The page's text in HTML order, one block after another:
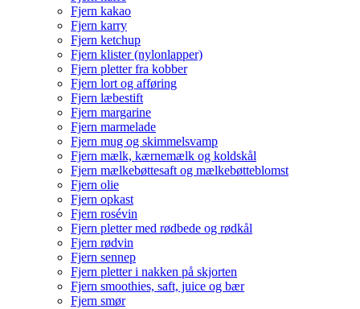
Fjern kakao
Fjern karry
Fjern ketchup
Fjern klister (nylonlapper)
Fjern pletter fra kobber
Fjern lort og afføring
Fjern læbestift
Fjern margarine
Fjern marmelade
Fjern mug og skimmelsvamp
Fjern mælk, kærnemælk og koldskål
Fjern mælkebøttesaft og mælkebøtteblomst
Fjern olie
Fjern opkast
Fjern rosévin
Fjern pletter med rødbede og rødkål
Fjern rødvin
Fjern sennep
Fjern pletter i nakken på skjorten
Fjern smoothies, saft, juice og bær
Fjern smør